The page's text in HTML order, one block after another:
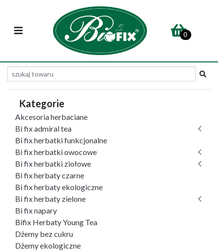
0
Kategorie
Akcesoria herbaciane
Bi fix admiral tea
Bi fix herbatki funkcjonalne
Bi fix herbatki owocowe
Bi fix herbatki ziołowe
Bi fix herbaty czarne
Bi fix herbaty ekologiczne
Bi fix herbaty zielone
Bi fix napary
Bifix Herbaty Young Tea
Dżemy bez cukru
Dżemy ekologiczne